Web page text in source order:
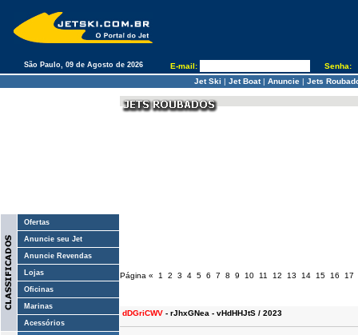
São Paulo, 09 de Agosto de 2026 E-mail:
Senha:
Jet Ski | Jet Boat| Anuncie| Jets
Ofertas
Anuncie seu Jet
Anuncie Revendas
Lojas
Oficinas
Marinas
Acessórios
Página « 1 2 3 4 5 6 7 8 9 10 11 12 13 14 15 16 17
dDGriCWV - rJhxGNea - vHdHHJtS / 2023